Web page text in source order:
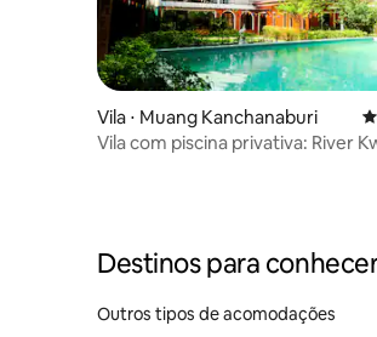
Vila ⋅ Muang Kanchanaburi
Vila com piscina privativa: River
Destinos para
Outros tipos de acomodações